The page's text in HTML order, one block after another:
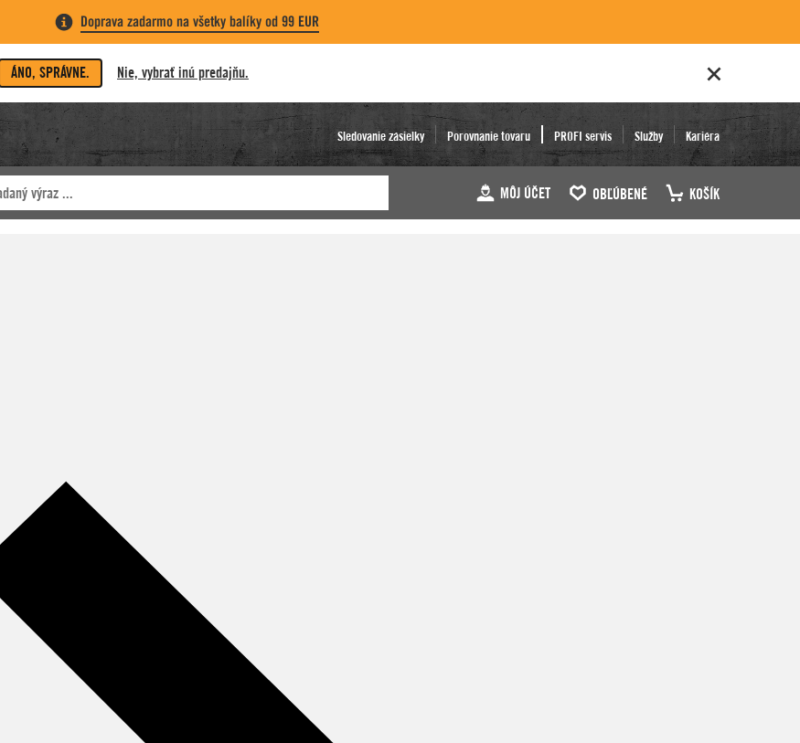
Doprava zadarmo na všetky balíky od 99 EUR
ÁNO, SPRÁVNE. Nie, vybrať inú predajňu.
Sledovanie zásielky Porovnanie tovaru PROFI servis Služby Kariéra
MÔJ ÚČET OBĽÚBENÉ KOŠÍK